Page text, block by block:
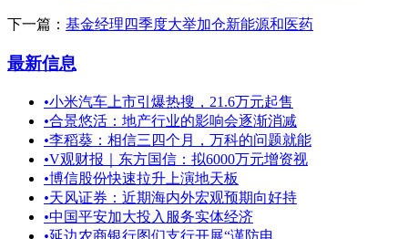
下一篇： 基金经理四季度大举加仓新能源和医药
最新信息
•小米汽车上市引爆热搜，21.6万元起售
•合景悠活：地产行业的影响会逐渐消减
•李稻葵：相信三四个月，万科的问题就能
•V观财报｜东方国信：拟6000万元增资视
•博信股份快速拉升上演地天板
•天风证券：近期海内外宏观预期向好持
•中国平安加大投入服务实体经济
•延边农商银行图们支行开展“谨防电